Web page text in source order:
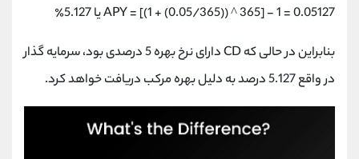
APY = [(1 + (0.05/365)) ^ 365] - 1 = 0.05127 یا 5.127٪
بنابراین در حالی که CD دارای نرخ بهره 5 درصدی بود، سرمایه گذار
در واقع 5.127 درصد به دلیل بهره مرکب دریافت خواهد کرد.